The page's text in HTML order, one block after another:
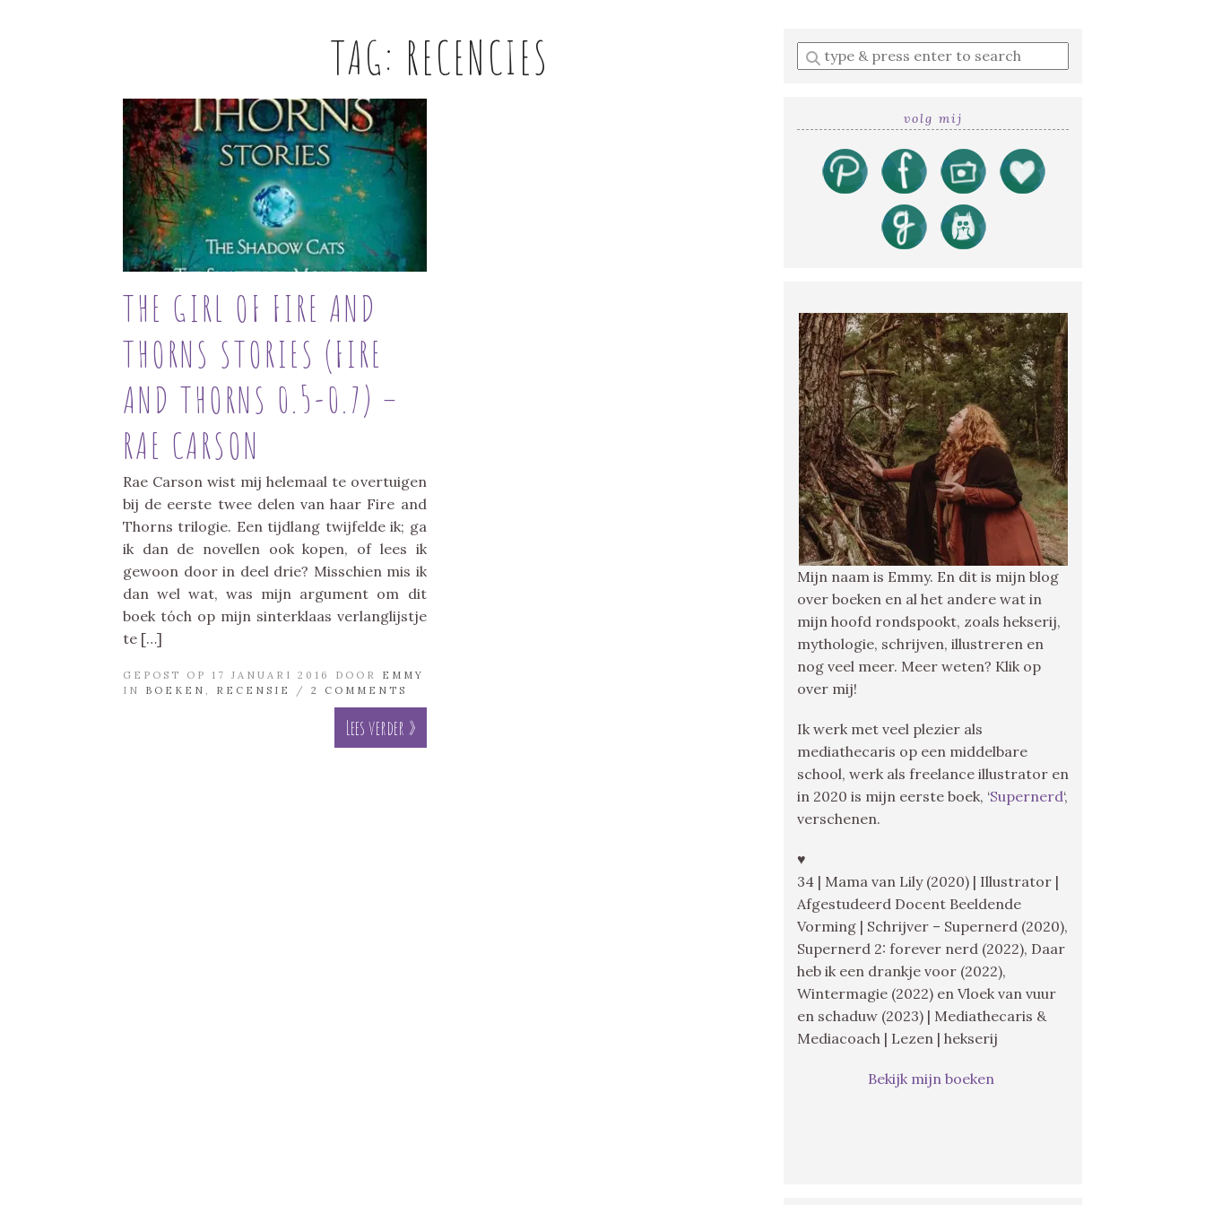
TAG: RECENCIES
THE GIRL OF FIRE AND
THORNS STORIES (FIRE
AND THORNS 0.5-0.7) –
RAE CARSON
Rae Carson wist mij helemaal te overtuigen
bij de eerste twee delen van haar Fire and
Thorns trilogie. Een tijdlang twijfelde ik; ga
ik dan de novellen ook kopen, of lees ik
gewoon door in deel drie? Misschien mis ik
dan wel wat, was mijn argument om dit
boek tóch op mijn sinterklaas verlanglijstje
te […]
GEPOST OP 17 JANUARI 2016 DOOR EMMY
IN BOEKEN , RECENSIE / 2 COMMENTS
Lees verder »
Enter
a
volg mij
Mijn naam is Emmy. En dit is mijn blog
over boeken en al het andere wat in
mijn hoofd rondspookt, zoals hekserij,
mythologie, schrijven, illustreren en
nog veel meer. Meer weten? Klik op
over mij!
Ik werk met veel plezier als
mediathecaris op een middelbare
school, werk als freelance illustrator en
in 2020 is mijn eerste boek, ‘Supernerd‘,
verschenen.
♥
34 | Mama van Lily (2020) | Illustrator |
Afgestudeerd Docent Beeldende
Vorming | Schrijver – Supernerd (2020),
Supernerd 2: forever nerd (2022), Daar
heb ik een drankje voor (2022),
Wintermagie (2022) en Vloek van vuur
en schaduw (2023) | Mediathecaris &
Mediacoach | Lezen | hekserij
Bekijk mijn boeken